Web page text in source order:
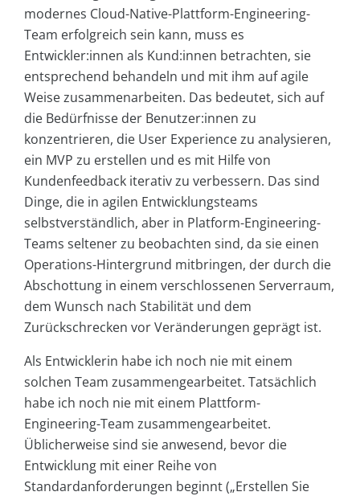
modernes Cloud-Native-Plattform-Engineering-
Team erfolgreich sein kann, muss es
Entwickler:innen als Kund:innen betrachten, sie
entsprechend behandeln und mit ihm auf agile
Weise zusammenarbeiten. Das bedeutet, sich auf
die Bedürfnisse der Benutzer:innen zu
konzentrieren, die User Experience zu analysieren,
ein MVP zu erstellen und es mit Hilfe von
Kundenfeedback iterativ zu verbessern. Das sind
Dinge, die in agilen Entwicklungsteams
selbstverständlich, aber in Platform-Engineering-
Teams seltener zu beobachten sind, da sie einen
Operations-Hintergrund mitbringen, der durch die
Abschottung in einem verschlossenen Serverraum,
dem Wunsch nach Stabilität und dem
Zurückschrecken vor Veränderungen geprägt ist.
Als Entwicklerin habe ich noch nie mit einem
solchen Team zusammengearbeitet. Tatsächlich
habe ich noch nie mit einem Plattform-
Engineering-Team zusammengearbeitet.
Üblicherweise sind sie anwesend, bevor die
Entwicklung mit einer Reihe von
Standardanforderungen beginnt („Erstellen Sie